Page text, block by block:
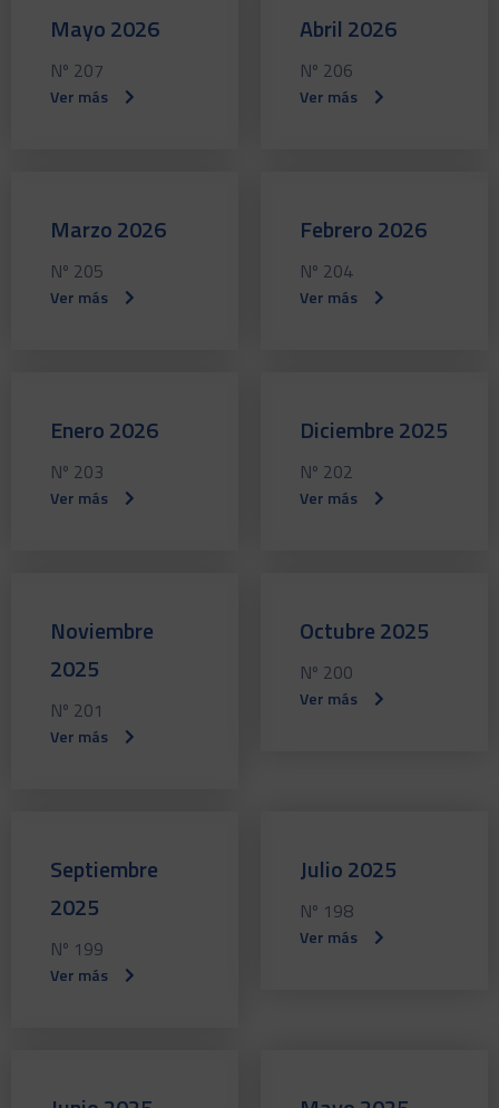
Mayo 2026
Nº 207
Ver más
Abril 2026
Nº 206
Ver más
Marzo 2026
Nº 205
Ver más
Febrero 2026
Nº 204
Ver más
Enero 2026
Nº 203
Ver más
Diciembre 2025
Nº 202
Ver más
Noviembre
2025
Nº 201
Ver más
Octubre 2025
Nº 200
Ver más
Septiembre
2025
Nº 199
Ver más
Julio 2025
Nº 198
Ver más